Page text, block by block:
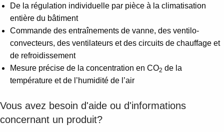
Shopping list preview
De la régulation individuelle par pièce à la climatisation
entière du bâtiment
Commande des entraînements de vanne, des ventilo-
convecteurs, des ventilateurs et des circuits de chauffage et
de refroidissement
Mesure précise de la concentration en CO2 de la
température et de l’humidité de l’air
Vous avez besoin d'aide ou d'informations
concernant un produit?